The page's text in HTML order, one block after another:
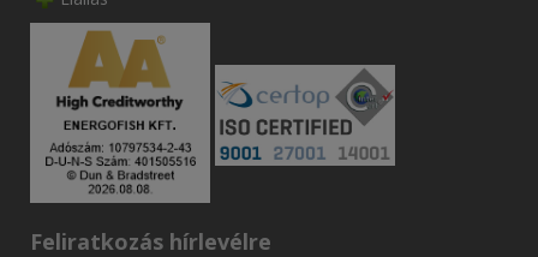
Feliratkozás hírlevélre